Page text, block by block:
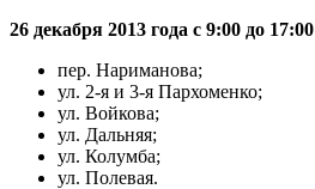
26 декабря 2013 года с 9:00 до 17:00
пер. Нариманова;
ул. 2-я и 3-я Пархоменко;
ул. Войкова;
ул. Дальняя;
ул. Колумба;
ул. Полевая.